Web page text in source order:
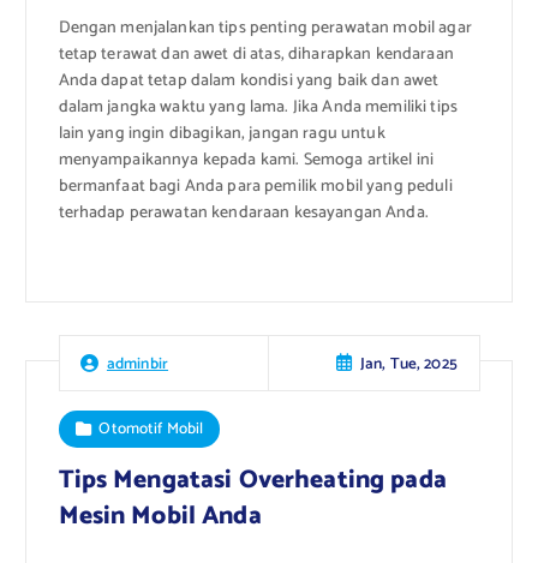
Dengan menjalankan tips penting perawatan mobil agar
tetap terawat dan awet di atas, diharapkan kendaraan
Anda dapat tetap dalam kondisi yang baik dan awet
dalam jangka waktu yang lama. Jika Anda memiliki tips
lain yang ingin dibagikan, jangan ragu untuk
menyampaikannya kepada kami. Semoga artikel ini
bermanfaat bagi Anda para pemilik mobil yang peduli
terhadap perawatan kendaraan kesayangan Anda.
adminbir Jan, Tue, 2025
Otomotif Mobil
Tips Mengatasi Overheating pada
Mesin Mobil Anda